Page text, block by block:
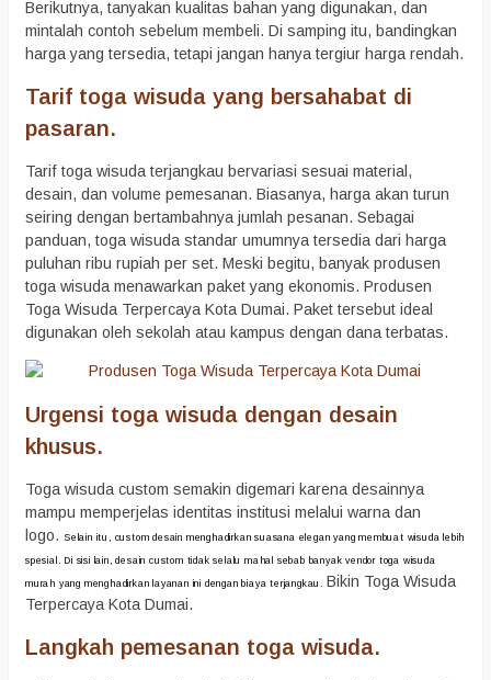
Berikutnya, tanyakan kualitas bahan yang digunakan, dan
mintalah contoh sebelum membeli. Di samping itu, bandingkan
harga yang tersedia, tetapi jangan hanya tergiur harga rendah.
Tarif toga wisuda yang bersahabat di
pasaran.
Tarif toga wisuda terjangkau bervariasi sesuai material,
desain, dan volume pemesanan. Biasanya, harga akan turun
seiring dengan bertambahnya jumlah pesanan. Sebagai
panduan, toga wisuda standar umumnya tersedia dari harga
puluhan ribu rupiah per set. Meski begitu, banyak produsen
toga wisuda menawarkan paket yang ekonomis. Produsen
Toga Wisuda Terpercaya Kota Dumai. Paket tersebut ideal
digunakan oleh sekolah atau kampus dengan dana terbatas.
Urgensi toga wisuda dengan desain
khusus.
Toga wisuda custom semakin digemari karena desainnya
mampu memperjelas identitas institusi melalui warna dan
logo. Selain itu, custom desain menghadirkan suasana elegan yang membuat wisuda lebih
spesial. Di sisi lain, desain custom tidak selalu mahal sebab banyak vendor toga wisuda
murah yang menghadirkan layanan ini dengan biaya terjangkau. Bikin Toga Wisuda
Terpercaya Kota Dumai.
Langkah pemesanan toga wisuda.